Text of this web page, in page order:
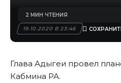
19.10.2020 В 23:46
2 МИН ЧТЕНИЯ
Глава Адыгеи провел
Кабмина РА.